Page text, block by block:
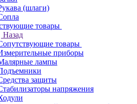
(шлаги)
товары
Назад
товары
приборы
лампы
защиты
напряжения